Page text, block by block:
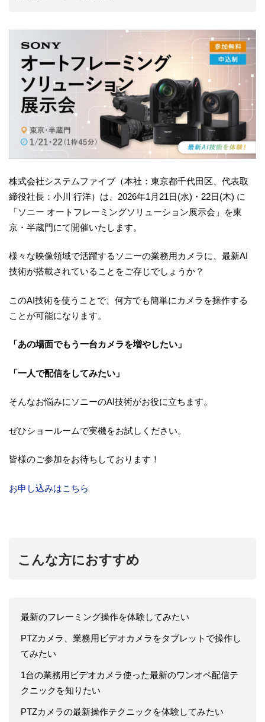
株式会社システムファイブ（本社：東京都千代田区、代表取
締役社長：小川 行洋）は、2026年1月21日(水)・22日(木) に
「ソニー オートフレーミングソリューション展示会」を東
京・半蔵門にて開催いたします。
様々な映像領域で活躍するソニーの業務用カメラに、最新AI
技術が搭載されていることをご存じでしょうか？
このAI技術を使うことで、何方でも簡単にカメラを操作する
ことが可能になります。
「あの場面でもう一台カメラを増やしたい」
「一人で配信をしてみたい」
そんなお悩みにソニーのAI技術がお役に立ちます。
ぜひショールームで実機をお試しください。
皆様のご参加をお待ちしております！
お申し込みはこちら
こんな方におすすめ
最新のフレーミング操作を体験してみたい
PTZカメラ、業務用ビデオカメラをタブレットで操作し
てみたい
1台の業務用ビデオカメラ使った最新のワンオペ配信テ
クニックを知りたい
PTZカメラの最新操作テクニックを体験してみたい